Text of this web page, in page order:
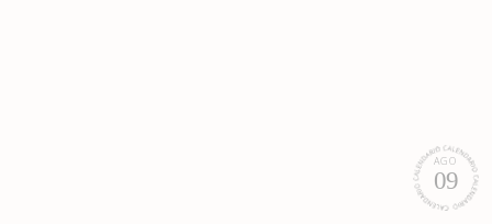
AGO
09